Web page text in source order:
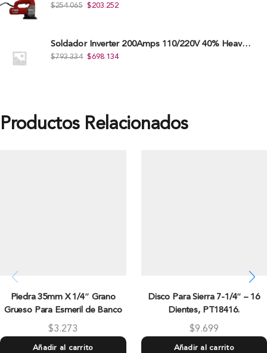
$254.065 $203.252
Soldador Inverter 200Amps 110/220V 40% Heavy Duty (Hd) Tkwi-200-C
$793.334 $698.134
Productos Relacionados
Piedra 35mm X 1/4″ Grano
Grueso Para Esmeril de Banco
$3.273
Añadir al carrito
Disco Para Sierra 7-1/4″ – 16
Dientes, PT18416.
$9.699
Añadir al carrito